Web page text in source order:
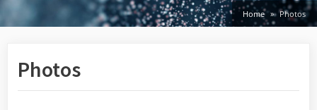
Home Photos
Photos